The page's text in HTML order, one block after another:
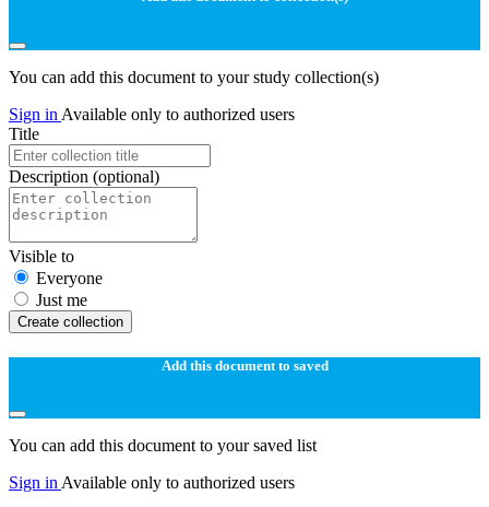
You can add this document to your study collection(s)
Sign in Available only to authorized users
Title
Description (optional)
Visible to
Everyone
Just me
Create collection
Add this document to saved
You can add this document to your saved list
Sign in Available only to authorized users